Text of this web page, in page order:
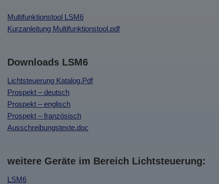
Multifunktionstool LSM6
Kurzanleitung Multifunktionstool.pdf
Downloads LSM6
Lichtsteuerung Katalog.Pdf
Prospekt – deutsch
Prospekt – englisch
Prospekt – französisch
Ausschreibungstexte.doc
weitere Geräte im Bereich Lichtsteuerung:
LSM6